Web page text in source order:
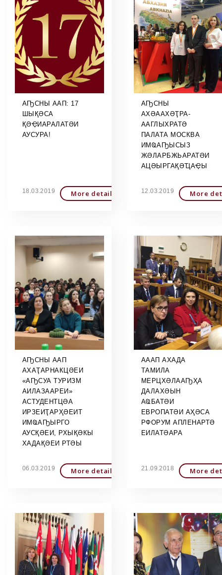
АҦСНЫ ААП: 17
ШЫҚӘСА
ҚӘҾИАРАЛАТӘИ
АУСУРА!
18.03.2019 More detailed
АҦСНЫ
АХӘААХӘҬРА-
ААГЛЫХРАТӘ
ПАЛАТА МОСКВА
ИМҨАҦЫСЫЗ
ЖӘЛАРБЖЬАРАТӘИ
АЦӘЫРГАҚӘҴАҾЫ
12.03.2019 More
АҦСНЫ ААП
АХАҬАРНАКЦӘЕИ
«АҦСУА ТУРИЗМ
АИЛАЗААРЕИ»
АСТУДЕНТЦӘА
ИРЗЕИҬАРҲӘЕИТ
ИМҨАҦЫРГО
АУСҚӘЕИ, РХЫҚӘКЫ
ХАДАҚӘЕИ РТӘЫ
06.03.2019 More detailed
АААП АХАДА
ТАМИЛА
МЕРЦХӘЛААҦҲА
ДАЛАХӘЫН
АҨБАТӘИ
ЕВРОПАТӘИ АҲӘСА
РФОРУМ АПЛЕНАРТӘ
ЕИЛАТӘАРА
21.09.2018 More